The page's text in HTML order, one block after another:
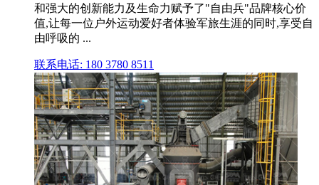
和强大的创新能力及生命力赋予了"自由兵"品牌核心价
值,让每一位户外运动爱好者体验军旅生涯的同时,享受自
由呼吸的 ...
联系电话: 180 3780 8511